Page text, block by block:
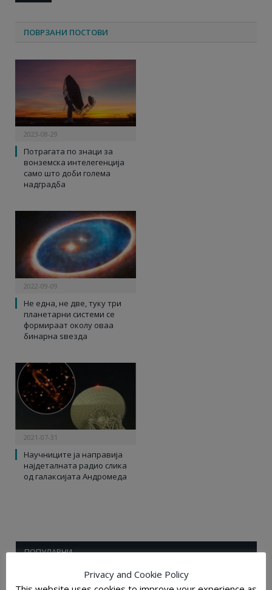
ПОВРЗАНИ ПОСТОВИ
2023-08-29
Потрагата по знаци за
вонземска интелегенција
само што доби голема
надградба
2022-09-09
Не една, не две, туку три
планетарни системи се
формираат околу оваа
бинарна ѕвезда
2021-07-31
Научниците ја направија
најдеталната радио слика
од галаксијата Андромеда
ПОПУЛАРНИ
2025-12-28
Privacy and Cookie Policy